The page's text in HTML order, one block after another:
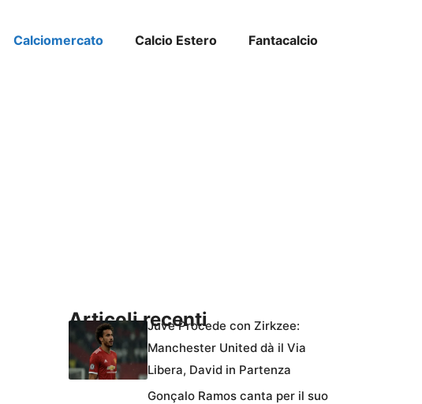
Calciomercato Calcio Estero Fantacalcio
Articoli recentiJuve Procede con Zirkzee:
Manchester United dà il Via
Libera, David in Partenza
Gonçalo Ramos canta per il suo